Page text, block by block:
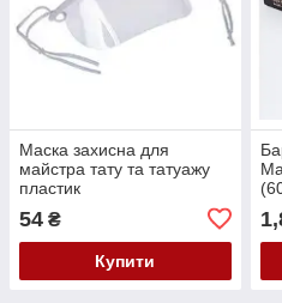
Маска захисна для
майстра тату та татуажу
пластик
54 ₴
Купити